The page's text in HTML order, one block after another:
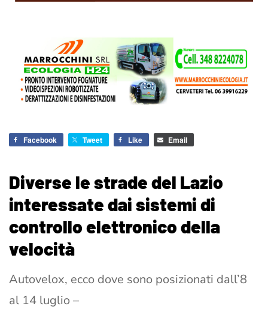
Facebook Tweet Like Email
Diverse le strade del Lazio
interessate dai sistemi di
controllo elettronico della
velocità
Autovelox, ecco dove sono posizionati dall’8
al 14 luglio –